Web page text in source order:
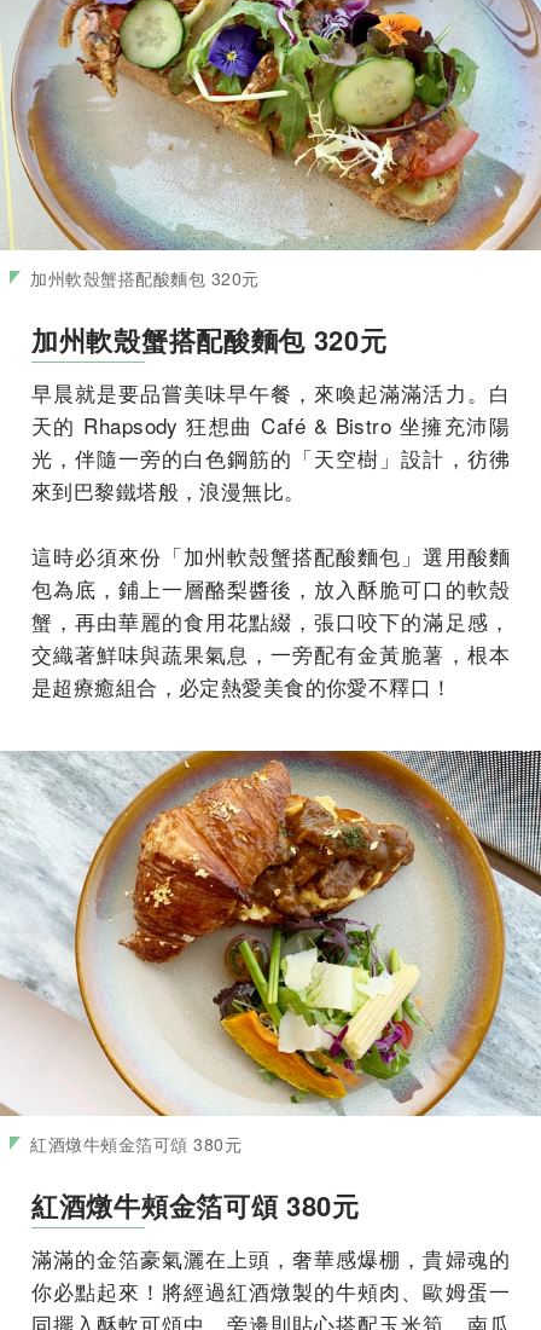
加州軟殼蟹搭配酸麵包 320元
加州軟殼蟹搭配酸麵包 320元
早晨就是要品嘗美味早午餐，來喚起滿滿活力。白
天的 Rhapsody 狂想曲 Café & Bistro 坐擁充沛陽
光，伴隨一旁的白色鋼筋的「天空樹」設計，彷彿
來到巴黎鐵塔般，浪漫無比。
這時必須來份「加州軟殼蟹搭配酸麵包」選用酸麵
包為底，鋪上一層酪梨醬後，放入酥脆可口的軟殼
蟹，再由華麗的食用花點綴，張口咬下的滿足感，
交織著鮮味與蔬果氣息，一旁配有金黃脆薯，根本
是超療癒組合，必定熱愛美食的你愛不釋口！
紅酒燉牛頰金箔可頌 380元
紅酒燉牛頰金箔可頌 380元
滿滿的金箔豪氣灑在上頭，奢華感爆棚，貴婦魂的
你必點起來！將經過紅酒燉製的牛頰肉、歐姆蛋一
同擺入酥軟可頌中，旁邊則貼心搭配玉米筍、南瓜